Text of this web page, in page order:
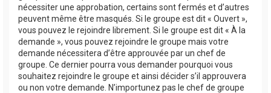
nécessiter une approbation, certains sont fermés et d’autres
peuvent même être masqués. Si le groupe est dit « Ouvert »,
vous pouvez le rejoindre librement. Si le groupe est dit « À la
demande », vous pouvez rejoindre le groupe mais votre
demande nécessitera d’être approuvée par un chef de
groupe. Ce dernier pourra vous demander pourquoi vous
souhaitez rejoindre le groupe et ainsi décider s’il approuvera
ou non votre demande. N’importunez pas le chef de groupe